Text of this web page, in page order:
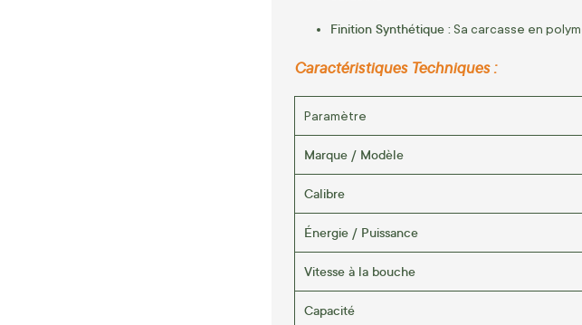
Finition Synthétique : Sa carcasse en
Caractéristiques Techniques :
Paramètre
Marque / Modèle
Calibre
Énergie / Puissance
Vitesse à la bouche
Capacité